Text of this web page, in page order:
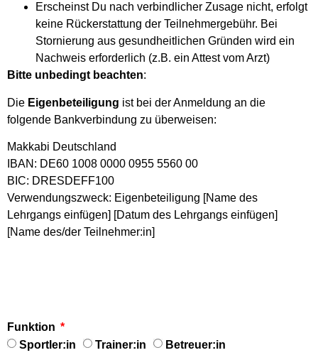
Erscheinst Du nach verbindlicher Zusage nicht, erfolgt
keine Rückerstattung der Teilnehmergebühr. Bei
Stornierung aus gesundheitlichen Gründen wird ein
Nachweis erforderlich (z.B. ein Attest vom Arzt)
Bitte unbedingt beachten:
Die Eigenbeteiligung ist bei der Anmeldung an die
folgende Bankverbindung zu überweisen:
Makkabi Deutschland
IBAN: DE60 1008 0000 0955 5560 00
BIC: DRESDEFF100
Verwendungszweck: Eigenbeteiligung [Name des
Lehrgangs einfügen] [Datum des Lehrgangs einfügen]
[Name des/der Teilnehmer:in]
Funktion
Sportler:in
Trainer:in
Betreuer:in